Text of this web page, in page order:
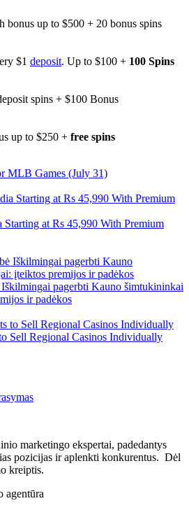
bonus up to $500 + 20 bonus spins
$1 deposit. Up to $100 + 100 Spins
spins + $100 Bonus
up to $250 + free spins
MLB Games (July 31)
at Rs 45,990 With Premium
pagerbti Kauno šimtukininkai
ir padėkos
Sell Regional Casinos Individually
marketingo ekspertai, padedantys
pozicijas ir aplenkti konkurentus. Dėl
kreiptis.